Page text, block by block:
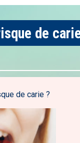
de
de carie ?